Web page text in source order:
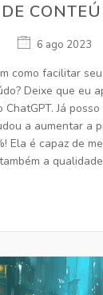
6 ago 2023
como facilitar
Deixe que eu
Já
a aumentar a
Ela é capaz de
a
nessa